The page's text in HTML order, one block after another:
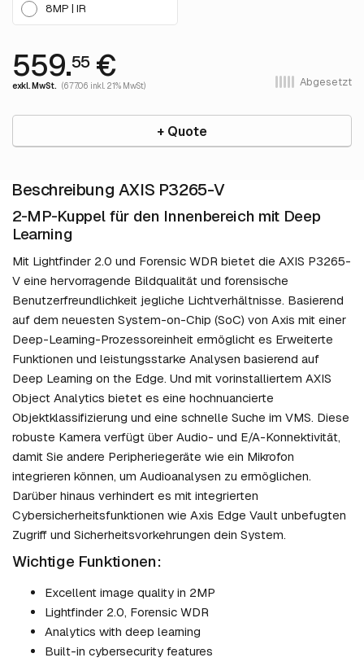
8MP | IR
559.55€
exkl. MwSt. (677.06 inkl. 21% MwSt) Abgesetzt
+ Quote
Beschreibung AXIS P3265-V
2-MP-Kuppel für den Innenbereich mit Deep
Learning
Mit Lightfinder 2.0 und Forensic WDR bietet die AXIS P3265-
V eine hervorragende Bildqualität und forensische
Benutzerfreundlichkeit jegliche Lichtverhältnisse. Basierend
auf dem neuesten System-on-Chip (SoC) von Axis mit einer
Deep-Learning-Prozessoreinheit ermöglicht es Erweiterte
Funktionen und leistungsstarke Analysen basierend auf
Deep Learning on the Edge. Und mit vorinstalliertem AXIS
Object Analytics bietet es eine hochnuancierte
Objektklassifizierung und eine schnelle Suche im VMS. Diese
robuste Kamera verfügt über Audio- und E/A-Konnektivität,
damit Sie andere Peripheriegeräte wie ein Mikrofon
integrieren können, um Audioanalysen zu ermöglichen.
Darüber hinaus verhindert es mit integrierten
Cybersicherheitsfunktionen wie Axis Edge Vault unbefugten
Zugriff und Sicherheitsvorkehrungen dein System.
Wichtige Funktionen:
Excellent image quality in 2MP
Lightfinder 2.0, Forensic WDR
Analytics with deep learning
Built-in cybersecurity features